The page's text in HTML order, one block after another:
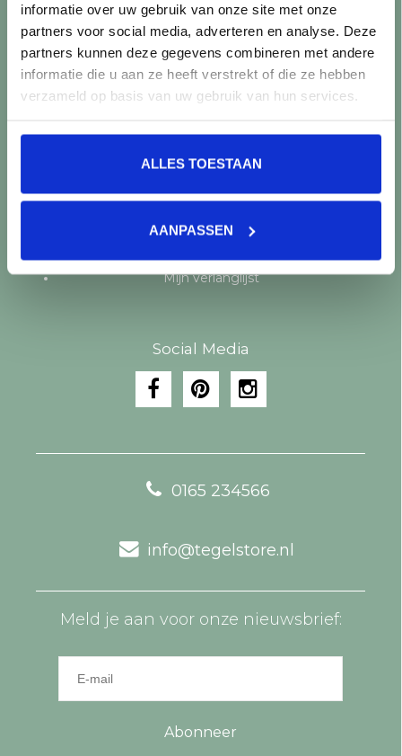
informatie over uw gebruik van onze site met onze
partners voor social media, adverteren en analyse. Deze
partners kunnen deze gegevens combineren met andere
informatie die u aan ze heeft verstrekt of die ze hebben
verzameld op basis van uw gebruik van hun services.
ALLES TOESTAAN
AANPASSEN
Alle producten
Nieuwe producten
Aanbiedingen
Merken
Tags
Mijn bestellingen
Mijn verlanglijst
Social Media
0165 234566
info@tegelstore.nl
Meld je aan voor onze nieuwsbrief:
Abonneer